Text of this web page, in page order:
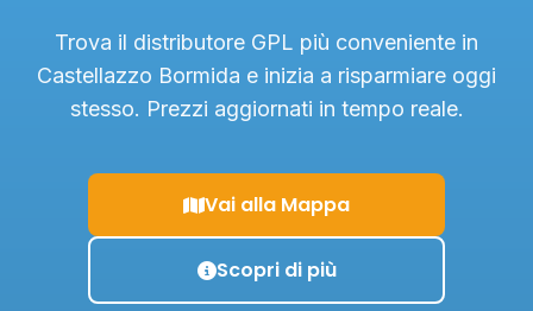
Trova il distributore GPL più conveniente in
Castellazzo Bormida e inizia a risparmiare oggi
stesso. Prezzi aggiornati in tempo reale.
Vai alla Mappa
Scopri di più